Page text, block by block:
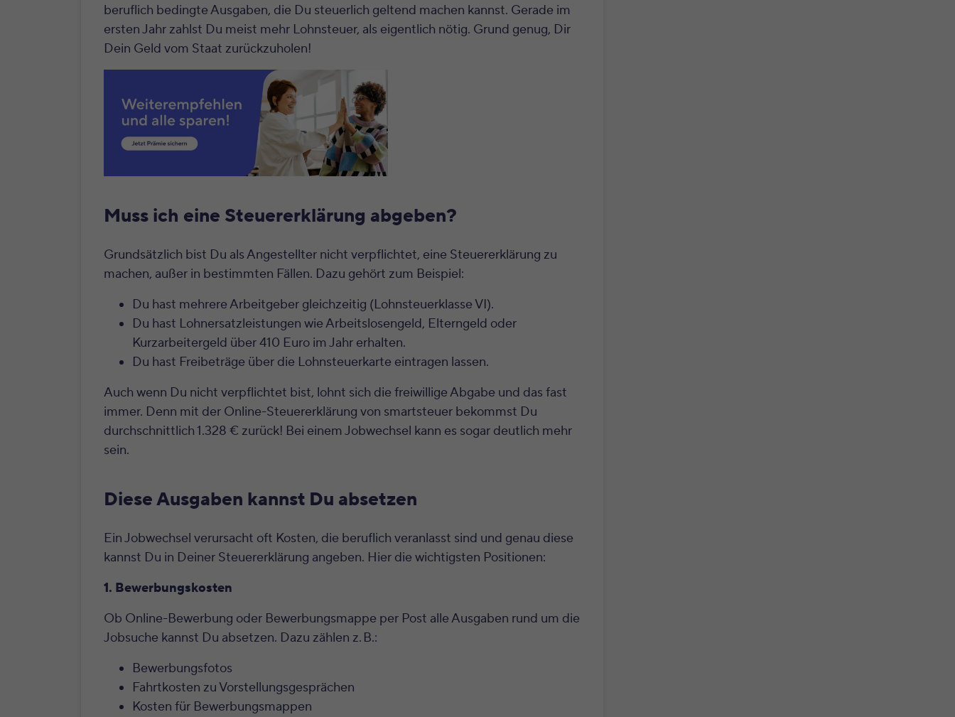
beruflich bedingte Ausgaben, die Du steuerlich geltend machen kannst. Gerade im
ersten Jahr zahlst Du meist mehr Lohnsteuer, als eigentlich nötig. Grund genug, Dir
Dein Geld vom Staat zurückzuholen!
Muss ich eine Steuererklärung abgeben?
Grundsätzlich bist Du als Angestellter nicht verpflichtet, eine Steuererklärung zu
machen, außer in bestimmten Fällen. Dazu gehört zum Beispiel:
Du hast mehrere Arbeitgeber gleichzeitig (Lohnsteuerklasse VI).
Du hast Lohnersatzleistungen wie Arbeitslosengeld, Elterngeld oder
Kurzarbeitergeld über 410 Euro im Jahr erhalten.
Du hast Freibeträge über die Lohnsteuerkarte eintragen lassen.
Auch wenn Du nicht verpflichtet bist, lohnt sich die freiwillige Abgabe und das fast
immer. Denn mit der Online-Steuererklärung von smartsteuer bekommst Du
durchschnittlich 1.328 € zurück! Bei einem Jobwechsel kann es sogar deutlich mehr
sein.
Diese Ausgaben kannst Du absetzen
Ein Jobwechsel verursacht oft Kosten, die beruflich veranlasst sind und genau diese
kannst Du in Deiner Steuererklärung angeben. Hier die wichtigsten Positionen:
1. Bewerbungskosten
Ob Online-Bewerbung oder Bewerbungsmappe per Post alle Ausgaben rund um die
Jobsuche kannst Du absetzen. Dazu zählen z. B.:
Bewerbungsfotos
Fahrtkosten zu Vorstellungsgesprächen
Kosten für Bewerbungsmappen